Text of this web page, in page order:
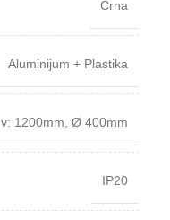
Crna
Aluminijum + Plastika
v: 1200mm Ø 400mm
IP20